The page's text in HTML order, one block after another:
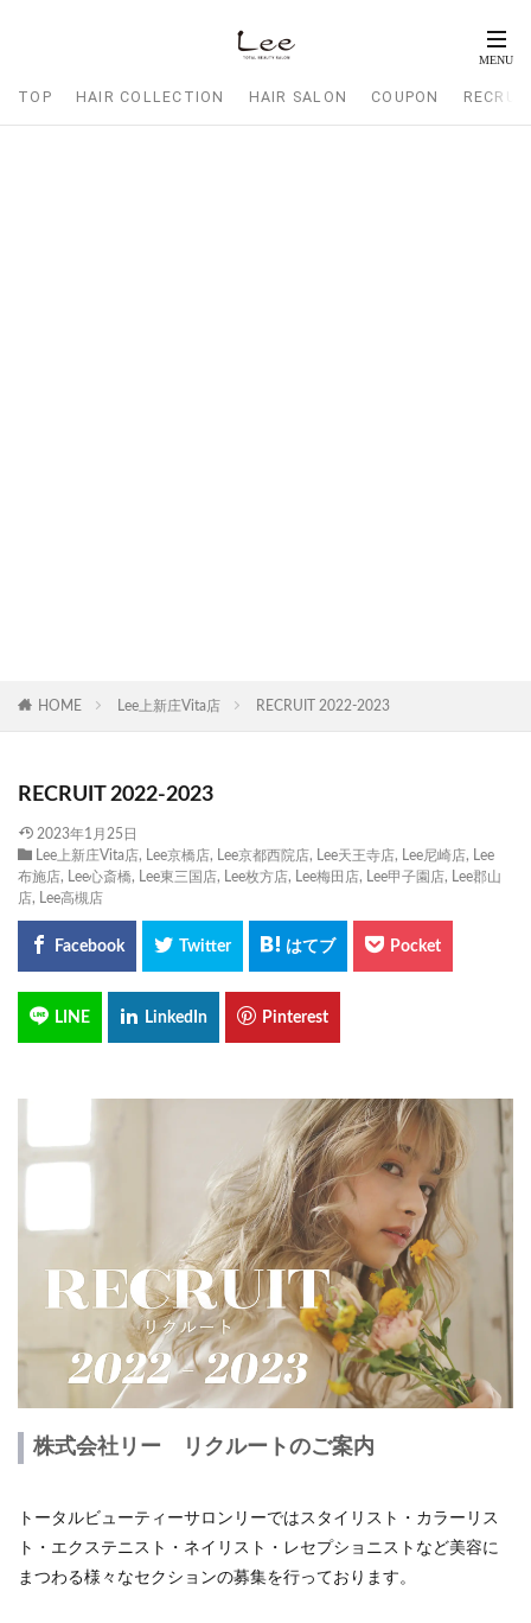
TOP HAIR COLLECTION HAIR SALON COUPON
HOME Lee上新庄Vita店 RECRUIT 2022-2023
RECRUIT 2022-2023
2023年1月25日
Lee上新庄Vita店, Lee京橋店, Lee京都西院店, Lee天王寺店, Lee尼崎店,
Lee
布施店, Lee心斎橋, Lee東三国店, Lee枚方店, Lee梅田店, Lee甲子園店,
Lee郡山
店, Lee高槻店
株式会社リー リクルートのご案内
トータルビューティーサロンリーではスタイリスト・カラーリス
ト・エクステニスト・ネイリスト・レセプショニストなど美容に
まつわる様々なセクションの募集を行っております。